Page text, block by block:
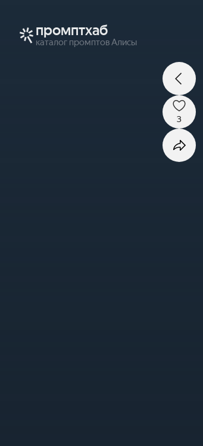
промптхаб
каталог промптов Алисы
3